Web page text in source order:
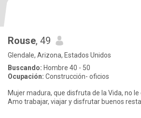
Rouse, 49
Glendale, Arizona, Estados Unidos
Buscando: Hombre 40 - 50
Ocupación: Construcción- oficios
Mujer madura, que disfruta de la Vida, no le
Amo trabajar, viajar y disfrutar buenos